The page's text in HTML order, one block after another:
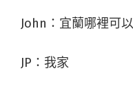
John：宜蘭哪裡可
JP：我家